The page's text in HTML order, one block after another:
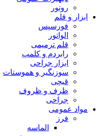
روتور
ابزار و قلم
فورسپس
الواتور
قلم ترمیمی
رابردم و کلمپ
ابزار جراحی
سوزنگیر و هموستات
قیچی
ظرف و ظروف
جراحی
مواد عمومی
فرز
الماسه